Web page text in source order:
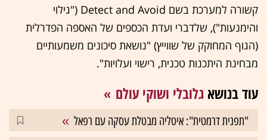
קשורה למערכת בשם Detect and Avoid ("גילוי
והימנעות"), שלדברי ועדת הכספים של האספה הפדרלית
(הגוף המחוקק של שווייץ) "נושאת סיכונים משמעותיים
מבחינת היתכנות טכנית, רישוי ועלויות".
עוד בנושא גלובלי ושוקי עולם
"תפנית דרמטית": איטליה מבטלת עסקה עם רפאל